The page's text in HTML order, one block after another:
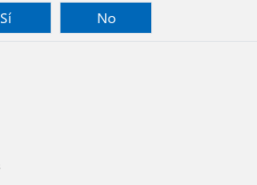
Sí
No